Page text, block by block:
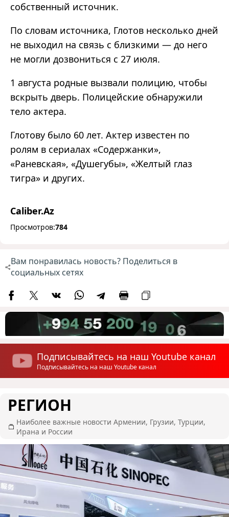
собственный источник.
По словам источника, Глотов несколько дней
не выходил на связь с близкими — до него
не могли дозвониться с 27 июля.
1 августа родные вызвали полицию, чтобы
вскрыть дверь. Полицейские обнаружили
тело актера.
Глотову было 60 лет. Актер известен по
ролям в сериалах «Содержанки»,
«Раневская», «Душегубы», «Желтый глаз
тигра» и других.
Caliber.Az
Просмотров:784
Вам понравилась новость? Поделиться в
социальных сетях
Подписывайтесь на наш Youtube канал
Подписывайтесь на наш Youtube канал
РЕГИОН
Наиболее важные новости Армении, Грузии, Турции,
Ирана и России